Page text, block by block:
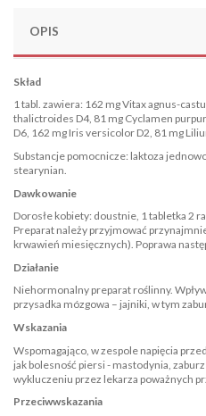
OPIS
Skład
1 tabl. zawiera: 162 mg Vitax agnus-
thalictroides D4, 81 mg Cyclamen
D6, 162 mg Iris versicolor D2, 81 mg
Substancje pomocnicze: laktoza
stearynian.
Dawkowanie
Dorosłe kobiety: doustnie, 1 tabletka 2
Preparat należy przyjmować
krwawień miesięcznych). Poprawa
Działanie
Niehormonalny preparat roślinny.
przysadka mózgowa – jajniki, w tym
Wskazania
Wspomagająco, w zespole napięcia
jak bolesność piersi - mastodynia,
wykluczeniu przez lekarza poważnych
Przeciwwskazania